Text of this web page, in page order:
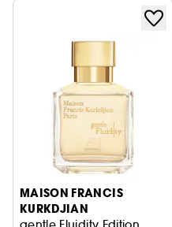
Ignorer le carrousel produits
MAISON FRANCIS
KURKDJIAN